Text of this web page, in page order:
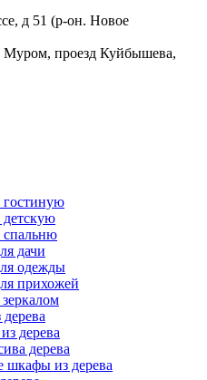
д 51 (р-он. Новое
Муром, проезд Куйбышева,
дачи
одежды
прихожей
дерева
дерева
шкафы из дерева